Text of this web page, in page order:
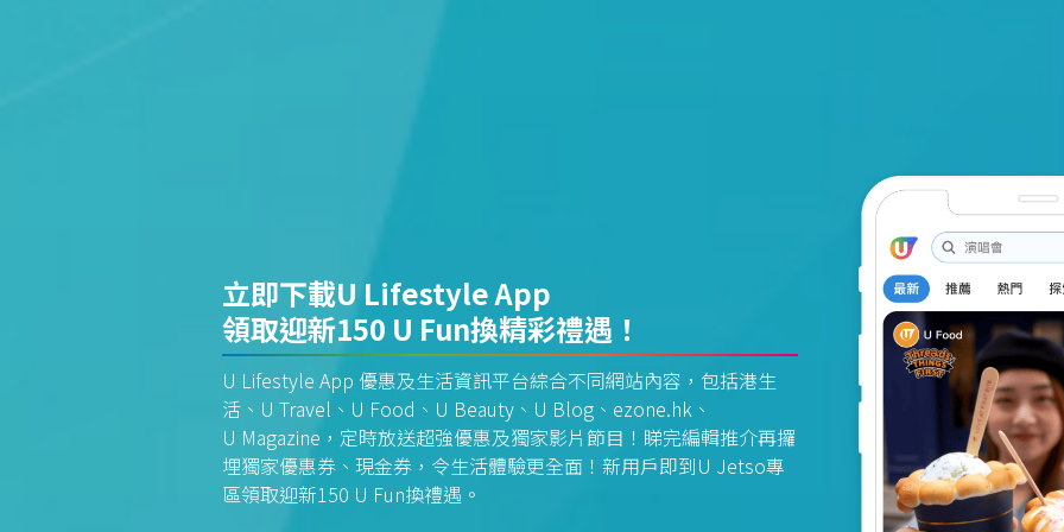
立即下載U Lifestyle App
領取迎新150 U Fun換精彩禮遇！
U Lifestyle App 優惠及生活資訊平台綜合不同網站內容，包括港生
活、U Travel、U Food、U Beauty、U Blog、ezone.hk、
U Magazine，定時放送超強優惠及獨家影片節目！睇完編輯推介再攞
埋獨家優惠券、現金券，令生活體驗更全面！新用戶即到U Jetso專
區領取迎新150 U Fun換禮遇。